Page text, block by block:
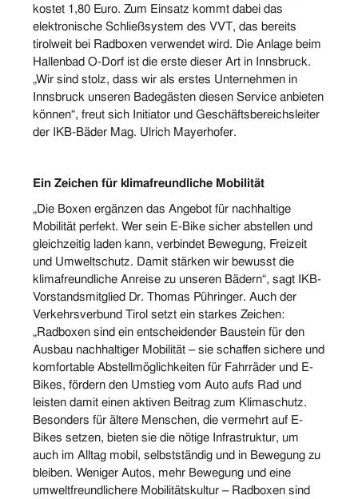
kostet 1,80 Euro. Zum Einsatz kommt dabei das
elektronische Schließsystem des VVT, das bereits
tirolweit bei Radboxen verwendet wird. Die Anlage beim
Hallenbad O-Dorf ist die erste dieser Art in Innsbruck.
„Wir sind stolz, dass wir als erstes Unternehmen in
Innsbruck unseren Badegästen diesen Service anbieten
können“, freut sich Initiator und Geschäftsbereichsleiter
der IKB-Bäder Mag. Ulrich Mayerhofer.
Ein Zeichen für klimafreundliche Mobilität
„Die Boxen ergänzen das Angebot für nachhaltige
Mobilität perfekt. Wer sein E-Bike sicher abstellen und
gleichzeitig laden kann, verbindet Bewegung, Freizeit
und Umweltschutz. Damit stärken wir bewusst die
klimafreundliche Anreise zu unseren Bädern“, sagt IKB-
Vorstandsmitglied Dr. Thomas Pühringer. Auch der
Verkehrsverbund Tirol setzt ein starkes Zeichen:
„Radboxen sind ein entscheidender Baustein für den
Ausbau nachhaltiger Mobilität – sie schaffen sichere und
komfortable Abstellmöglichkeiten für Fahrräder und E-
Bikes, fördern den Umstieg vom Auto aufs Rad und
leisten damit einen aktiven Beitrag zum Klimaschutz.
Besonders für ältere Menschen, die vermehrt auf E-
Bikes setzen, bieten sie die nötige Infrastruktur, um
auch im Alltag mobil, selbstständig und in Bewegung zu
bleiben. Weniger Autos, mehr Bewegung und eine
umweltfreundlichere Mobilitätskultur – Radboxen sind